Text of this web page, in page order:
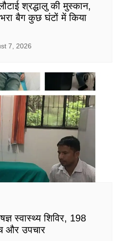
श्रद्धालु की मुस्कान,
बैग कुछ घंटों में किया
7, 2026
स्वास्थ्य शिविर, 198
और उपचार